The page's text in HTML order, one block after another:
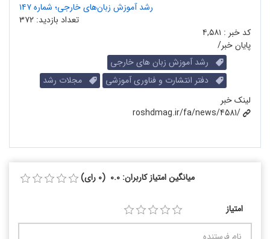
رشد آموزش زبان‌های خارجی؛ شماره ۱۴۷
تعداد بازدید: ۳۷۲
کد خبر : ۴,۵۸۱
پایان خبر/
رشد آموزش زبان های خارجی
دفتر انتشارت و فناوری آموزشی
مجلات رشد
لینک خبر
roshdmag.ir/fa/news/4581/
میانگین امتیاز کاربران: 0.0 (0 رای)
امتیاز